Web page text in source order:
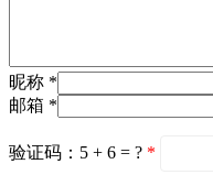
昵称 *
邮箱 *
验证码：5 + 6 = ? *